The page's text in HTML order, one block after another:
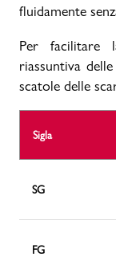
fluidamente
Per facilitare
riassuntiva
scatole delle
Sigla
SG
FG